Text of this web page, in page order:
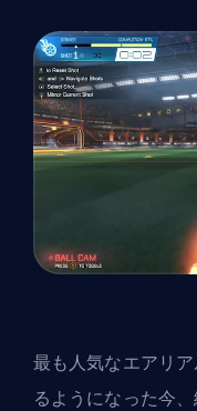
最も人気なエアリ
るようになった今